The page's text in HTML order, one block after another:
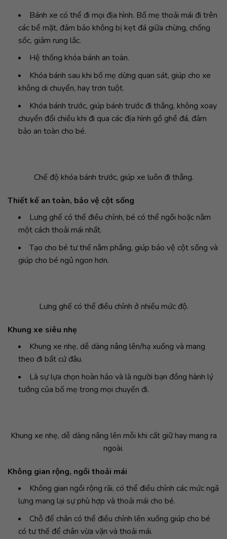
Bánh xe có thể đi mọi địa hình. Bố mẹ thoải mái đi trên
các bề mặt, đảm bảo không bị kẹt đá giữa chừng, chống
sốc, giảm rung lắc.
Hệ thống khóa bánh an toàn.
Khóa bánh sau khi bố mẹ dừng quan sát, giúp cho xe
không di chuyển, hay trơn tuột.
Khóa bánh trước, giúp bánh trước đi thẳng, không xoay
chuyển đổi chiều khi đi qua các địa hình gồ ghề đá, đảm
bảo an toàn cho bé.
Chế độ khóa bánh trước, giúp xe luôn đi thẳng.
Thiết kế an toàn, bảo vệ cột sống
Lưng ghế có thể điều chỉnh, bé có thể ngồi hoặc nằm
một cách thoải mái nhất.
Tạo cho bé tư thế nằm phẳng, giúp bảo vệ cột sống và
giúp cho bé ngủ ngon hơn.
Lưng ghế có thể điều chỉnh ở nhiều mức độ.
Khung xe siêu nhẹ
Khung xe nhẹ, dễ dàng nâng lên/hạ xuống và mang
theo đi bất cứ đâu.
Là sự lựa chọn hoàn hảo và là người bạn đồng hành lý
tưởng của bố mẹ trong mọi chuyến đi.
Khung xe nhẹ, dễ dàng nâng lên mỗi khi cất giữ hay mang ra
ngoài.
Không gian rộng, ngồi thoải mái
Không gian ngồi rộng rãi, có thể điều chỉnh các mức ngã
lưng mang lại sự phù hợp và thoải mái cho bé.
Chỗ để chân có thể điều chỉnh lên xuống giúp cho bé
có tư thế để chân vừa vặn và thoải mái.